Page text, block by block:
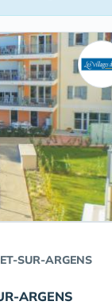
SUR-ARGENS
ARGENS